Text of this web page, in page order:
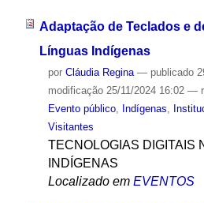
Adaptação de Teclados e
Línguas Indígenas
por Cláudia Regina — publicado
modificação25/11/2024 16:02 —
Evento público, Indígenas
Visitantes
TECNOLOGIAS DIGITAIS
INDÍGENAS
Localizado em EVENTOS